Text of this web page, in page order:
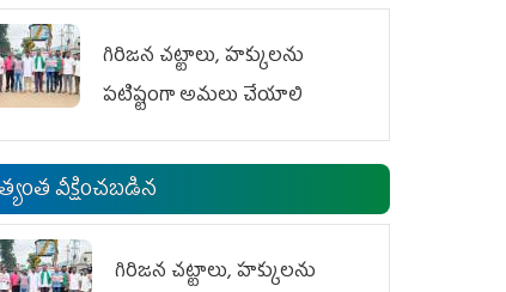
గిరిజన చట్టాలు, హక్కులను
పటిష్టంగా అమలు చేయాలి
వీక్షించబడిన
గిరిజన చట్టాలు, హక్కులను